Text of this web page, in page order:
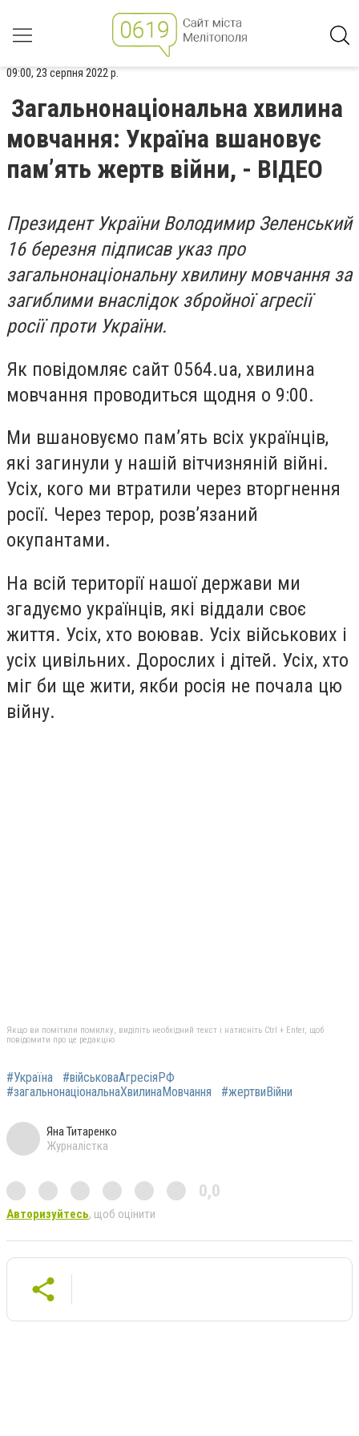
09:00, 23 серпня 2022 р.
Загальнонаціональна хвилина
мовчання: Україна вшановує
пам’ять жертв війни, - ВІДЕО
Президент України Володимир Зеленський
16 березня підписав указ про
загальнонаціональну хвилину мовчання за
загиблими внаслідок збройної агресії
росії проти України.
Як повідомляє сайт 0564.ua, хвилина
мовчання проводиться щодня о 9:00.
Ми вшановуємо памʼять всіх українців,
які загинули у нашій вітчизняній війні.
Усіх, кого ми втратили через вторгнення
росії. Через терор, розвʼязаний
окупантами.
На всій території нашої держави ми
згадуємо українців, які віддали своє
життя. Усіх, хто воював. Усіх військових і
усіх цивільних. Дорослих і дітей. Усіх, хто
міг би ще жити, якби росія не почала цю
війну.
Якщо ви помітили помилку, виділіть необхідний текст і натисніть Ctrl + Enter, щоб
повідомити про це редакцію
#Україна
#військоваАгресіяРФ
#загальнонаціональнаХвилинаМовчання
#жертвиВійни
Яна Титаренко
Журналістка
0,0
Авторизуйтесь, щоб оцінити